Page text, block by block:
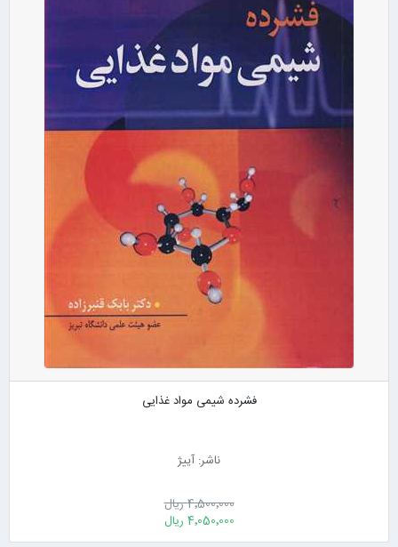
فشرده شیمی مواد غذایی
ناشر: آییژ
4٬500٬000 ریال
4٬050٬000 ریال